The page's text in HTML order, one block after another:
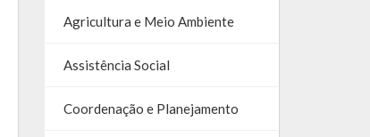
Agricultura e Meio Ambiente
Assistência Social
Coordenação e Planejamento